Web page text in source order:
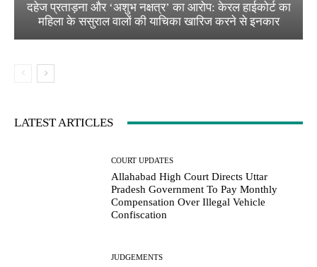
दहेज प्रताड़ना और ‘अशुभ नक्षत्र’ का आरोप: केरल हाईकोर्ट का
महिला के ससुराल वालों की याचिका खारिज करने से इनकार
LATEST ARTICLES
COURT UPDATES
Allahabad High Court Directs Uttar
Pradesh Government To Pay Monthly
Compensation Over Illegal Vehicle
Confiscation
JUDGEMENTS